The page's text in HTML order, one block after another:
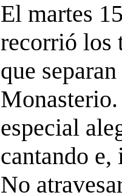
El martes
recorrió los
que
especial
cantando
No